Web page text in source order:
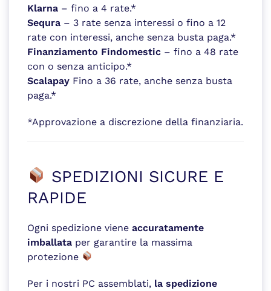
Klarna – fino a 4 rate.*
Sequra – 3 rate senza interessi o fino a 12
rate con interessi, anche senza busta paga.*
Finanziamento Findomestic – fino a 48 rate
con o senza anticipo.*
Scalapay Fino a 36 rate, anche senza busta
paga.*
*Approvazione a discrezione della finanziaria.
SPEDIZIONI SICURE E
RAPIDE
Ogni spedizione viene accuratamente
imballata per garantire la massima
protezione
Per i nostri PC assemblati, la spedizione